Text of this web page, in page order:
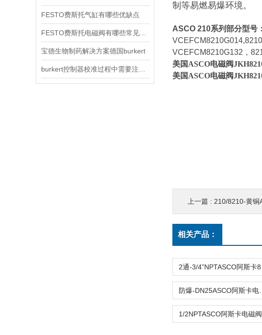
FESTO费斯托气缸有哪些优缺点
宝德生物制药解决方案德国burkert
制等易燃易爆环境。
ASCO 210系列部分型号：
VCEFCM8210G132，
美国ASCO电磁阀
美国ASCO电磁阀
上一篇 : 210/8210-黄铜ASCO
相关产品：